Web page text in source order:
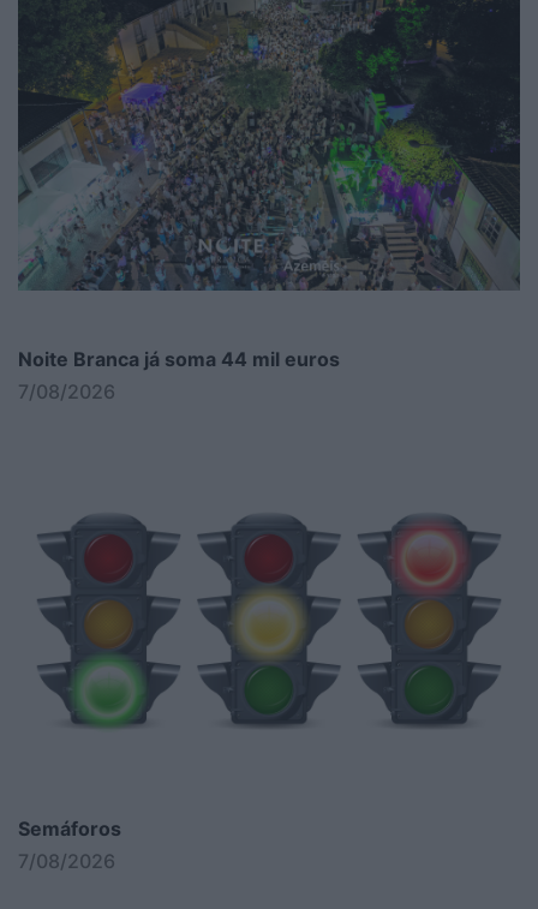
Noite Branca já soma 44 mil euros
7/08/2026
Semáforos
7/08/2026